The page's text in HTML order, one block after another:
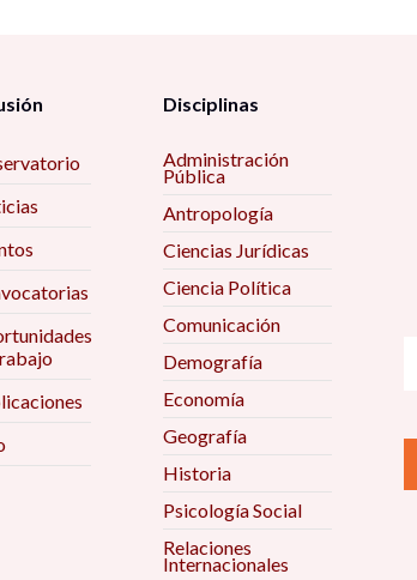
Disciplinas
Administración
Pública
Antropología
Ciencias Jurídicas
Ciencia Política
Comunicación
Demografía
Economía
Geografía
Historia
Psicología Social
Relaciones
Internacionales